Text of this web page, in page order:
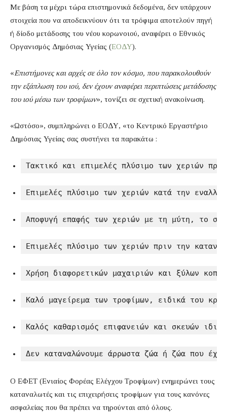
Με βάση τα μέχρι τώρα επιστημονικά δεδομένα, δεν υπάρχουν
στοιχεία που να αποδεικνύουν ότι τα τρόφιμα αποτελούν πηγή
ή δίοδο μετάδοσης του νέου κορωνοιού, αναφέρει ο Εθνικός
Οργανισμός Δημόσιας Υγείας (ΕΟΔΥ).
«Επιστήμονες και αρχές σε όλο τον κόσμο, που παρακολουθούν
την εξάπλωση του ιού, δεν έχουν αναφέρει περιπτώσεις μετάδοσης
του ιού μέσω των τροφίμων», τονίζει σε σχετική ανακοίνωση.
«Ωστόσο», συμπληρώνει ο ΕΟΔΥ, «το Κεντρικό Εργαστήριο
Δημόσιας Υγείας σας συστήνει τα παρακάτω :
Τακτικό και επιμελές πλύσιμο των χεριών
Επιμελές πλύσιμο των χεριών κατά την
Αποφυγή επαφής των χεριών με τη μύτη, το
Επιμελές πλύσιμο των χεριών πριν την
Χρήση διαφορετικών μαχαιριών και ξύλων
Καλό μαγείρεμα των τροφίμων, ειδικά του
Καλός καθαρισμός επιφανειών και σκευών
Δεν καταναλώνουμε άρρωστα ζώα ή ζώα που
Ο ΕΦΕΤ (Ενιαίος Φορέας Ελέγχου Τροφίμων) ενημερώνει τους
καταναλωτές και τις επιχειρήσεις τροφίμων για τους κανόνες
ασφαλείας που θα πρέπει να τηρούνται από όλους.